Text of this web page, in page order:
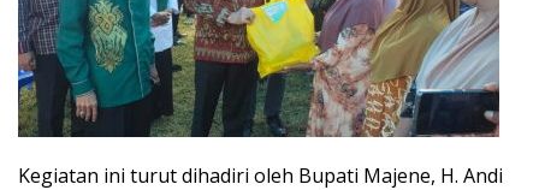
Kegiatan ini turut dihadiri oleh Bupati Majene, H. Andi